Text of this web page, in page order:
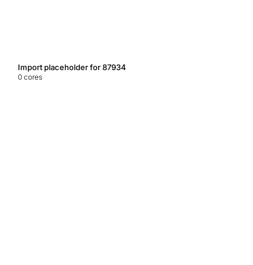
Import placeholder for 87934
0 cores